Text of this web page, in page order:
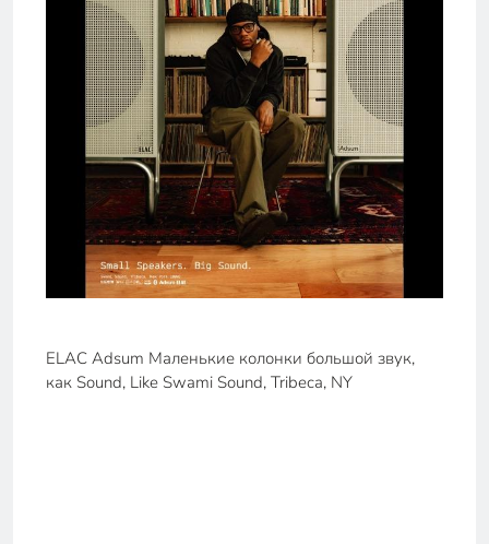
ELAC Adsum Маленькие колонки большой звук,
как Sound, Like Swami Sound, Tribeca, NY